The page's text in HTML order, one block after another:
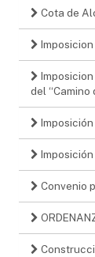
Cota de
del “Camino
Convenio